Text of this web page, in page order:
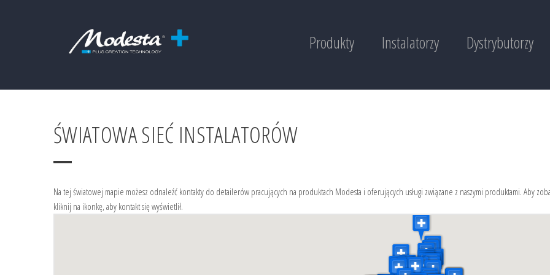
Produkty Instalatorzy Dystrybutorzy
ŚWIATOWA SIEĆ INSTALATORÓW
Na tej światowej mapie możesz odnaleźć kontakty do detailerów pracujących na produktach Modesta i oferujących usługi związane z naszymi produktami. Aby
kliknij na ikonkę, aby kontakt się wyświetlił.